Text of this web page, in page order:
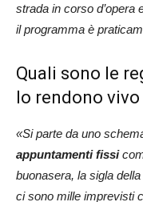
strada in corso d’opera
il programma è
Quali sono le
lo rendono
«Si parte da uno
appuntamenti fissi
buonasera, la sigla
ci sono mille imprevisti